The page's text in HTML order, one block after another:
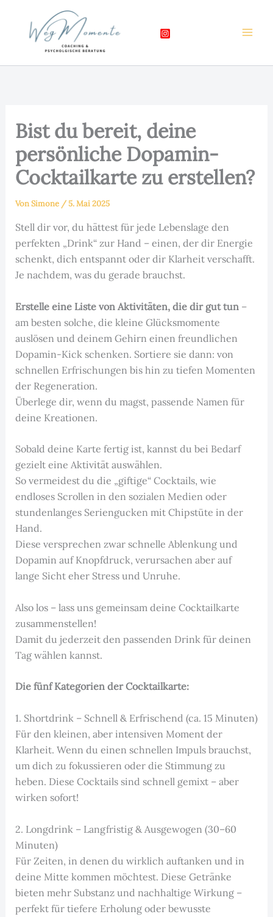
springen
Bist du bereit, deine
persönliche Dopamin-
Cocktailkarte zu erstellen?
VonSimone /5. Mai 2025
Stell dir vor, du hättest für jede Lebenslage den
perfekten „Drink“ zur Hand – einen, der dir Energie
schenkt, dich entspannt oder dir Klarheit verschafft.
Je nachdem, was du gerade brauchst.
Erstelle eine Liste von Aktivitäten, die dir gut tun –
am besten solche, die kleine Glücksmomente
auslösen und deinem Gehirn einen freundlichen
Dopamin-Kick schenken. Sortiere sie dann: von
schnellen Erfrischungen bis hin zu tiefen Momenten
der Regeneration.
Überlege dir, wenn du magst, passende Namen für
deine Kreationen.
Sobald deine Karte fertig ist, kannst du bei Bedarf
gezielt eine Aktivität auswählen.
So vermeidest du die „giftige“ Cocktails, wie
endloses Scrollen in den sozialen Medien oder
stundenlanges Seriengucken mit Chipstüte in der
Hand.
Diese versprechen zwar schnelle Ablenkung und
Dopamin auf Knopfdruck, verursachen aber auf
lange Sicht eher Stress und Unruhe.
Also los – lass uns gemeinsam deine Cocktailkarte
zusammenstellen!
Damit du jederzeit den passenden Drink für deinen
Tag wählen kannst.
Die fünf Kategorien der Cocktailkarte:
1. Shortdrink – Schnell & Erfrischend (ca. 15 Minuten)
Für den kleinen, aber intensiven Moment der
Klarheit. Wenn du einen schnellen Impuls brauchst,
um dich zu fokussieren oder die Stimmung zu
heben. Diese Cocktails sind schnell gemixt – aber
wirken sofort!
2. Longdrink – Langfristig & Ausgewogen (30–60
Minuten)
Für Zeiten, in denen du wirklich auftanken und in
deine Mitte kommen möchtest. Diese Getränke
bieten mehr Substanz und nachhaltige Wirkung –
perfekt für tiefere Erholung oder bewusste